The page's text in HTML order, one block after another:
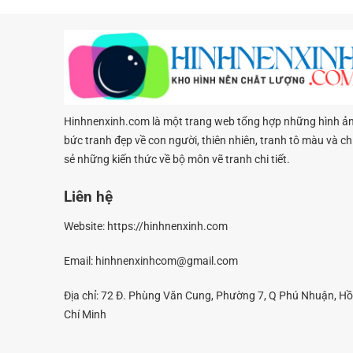
Hinhnenxinh.com là một trang web tổng hợp những hình
bức tranh đẹp về con người, thiên nhiên, tranh tô màu và
sẻ những kiến thức về bộ môn vẽ tranh chi tiết.
Liên hệ
Website: https://hinhnenxinh.com
Email: hinhnenxinhcom@gmail.com
Địa chỉ: 72 Đ. Phùng Văn Cung, Phường 7, Q Phú Nhuận, Hồ
Chí Minh